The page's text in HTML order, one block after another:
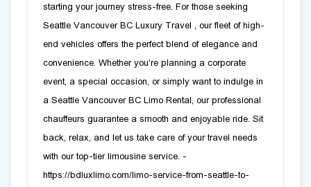
starting your journey stress-free. For those seeking
Seattle Vancouver BC Luxury Travel
, our fleet of high-
end vehicles offers the perfect blend of elegance and
convenience. Whether you're planning a corporate
event, a special occasion, or simply want to indulge in
a Seattle Vancouver BC Limo Rental, our professional
chauffeurs guarantee a smooth and enjoyable ride. Sit
back, relax, and let us take care of your travel needs
with our top-tier limousine service. -
https://bdluxlimo.com/limo-service-from-seattle-to-